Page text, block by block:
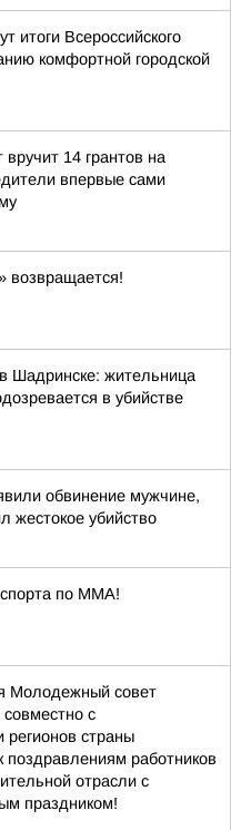
итоги Всероссийского
комфортной городской
14 грантов на
впервые сами
возвращается!
Шадринске: жительница
в убийстве
обвинение мужчине,
жестокое убийство
по ММА!
Молодежный совет
с
регионов страны
поздравлениям работников
отрасли с
праздником!